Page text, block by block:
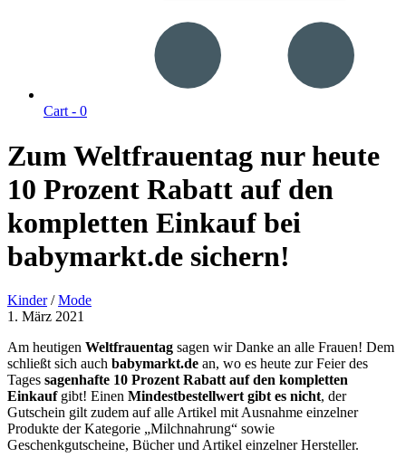
Cart - 0
Zum Weltfrauentag nur heute
10 Prozent Rabatt auf den
kompletten Einkauf bei
babymarkt.de sichern!
Kinder/Mode
1. März 2021
Am heutigen Weltfrauentag sagen wir Danke an alle Frauen! Dem
schließt sich auch babymarkt.de an, wo es heute zur Feier des
Tages sagenhafte 10 Prozent Rabatt auf den kompletten
Einkaufgibt! Einen Mindestbestellwert gibt es nicht, der
Gutschein gilt zudem auf alle Artikel mit Ausnahme einzelner
Produkte der Kategorie „Milchnahrung“ sowie
Geschenkgutscheine, Bücher und Artikel einzelner Hersteller.